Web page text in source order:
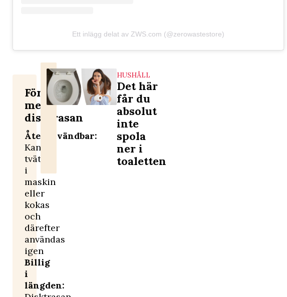
Ett inlägg delat av ZWS.com (@zerowastestore)
Fördelar
med
disktrasan
Återanvändbar:
Kan
tvättas
i
maskin
eller
kokas
och
därefter
användas
igen
Billig
i
längden:
HUSHÅLL
Det här
får du
absolut
inte
spola
ner i
toaletten